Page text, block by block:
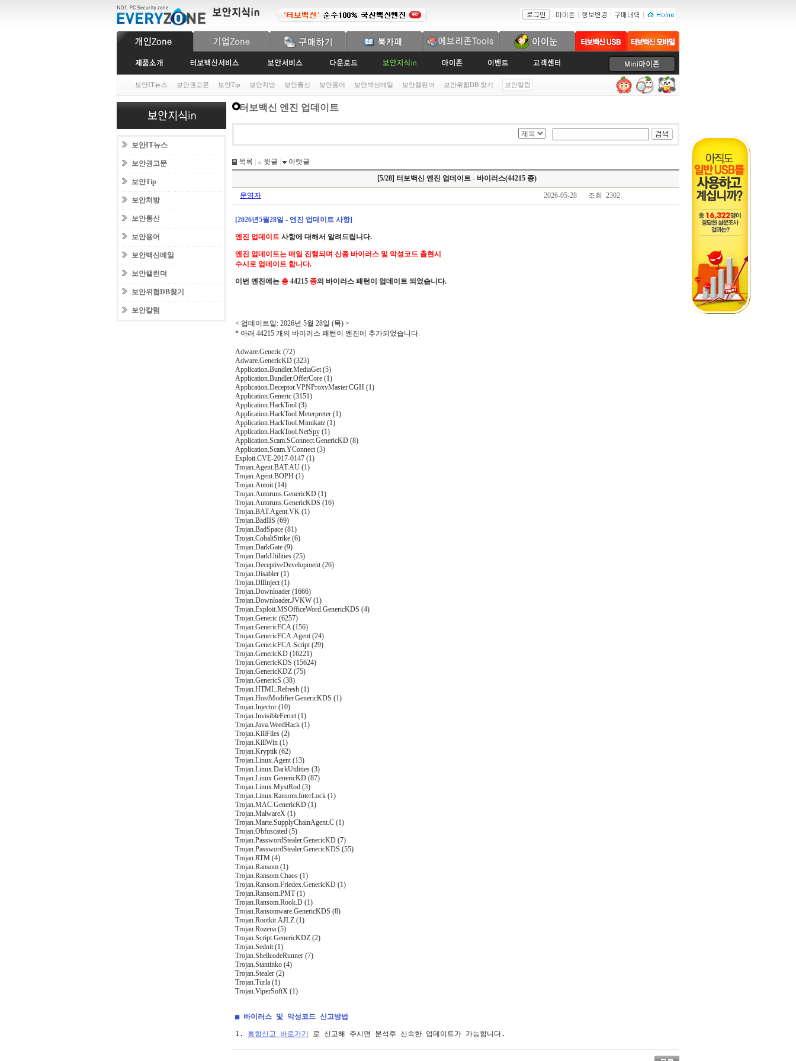
보안IT뉴스 보안권고문 보안Tip 보안처방 보안통신 보안용어 보안백신메일 보안캘린더 보안위협DB 찾기 보안칼럼
보안IT뉴스
보안권고문
보안Tip
보안처방
보안통신
보안용어
보안백신메일
보안캘린더
보안위협DB찾기
보안칼럼
터보백신 엔진 업데이트
목록 윗글
아랫글
[5/28] 터보백신 엔진 업데이트 - 바이러스(44215 종)
운영자 2026-05-28 조회 2302
[2026년5월28일 - 엔진 업데이트 사항]
엔진 업데이트 사항에 대해서 알려드립니다.
엔진 업데이트는 매일 진행되며 신종 바이러스 및 악성코드 출현시
수시로 업데이트 합니다.
이번 엔진에는 총 44215 종의 바이러스 패턴이 업데이트 되었습니다.
< 업데이트일: 2026년 5월 28일 (목) >
* 아래 44215 개의 바이러스 패턴이 엔진에 추가되었습니다.
Adware.Generic (72)
Adware.GenericKD (323)
Application.Bundler.MediaGet (5)
Application.Bundler.OfferCore (1)
Application.Deceptor.VPNProxyMaster.CGH (1)
Application.Generic (3151)
Application.HackTool (3)
Application.HackTool.Meterpreter (1)
Application.HackTool.Mimikatz (1)
Application.HackTool.NetSpy (1)
Application.Scam.SConnect.GenericKD (8)
Application.Scam.YConnect (3)
Exploit.CVE-2017-0147 (1)
Trojan.Agent.BAT.AU (1)
Trojan.Agent.BOPH (1)
Trojan.Autoit (14)
Trojan.Autoruns.GenericKD (1)
Trojan.Autoruns.GenericKDS (16)
Trojan.BAT.Agent.VK (1)
Trojan.BadIIS (69)
Trojan.BadSpace (81)
Trojan.CobaltStrike (6)
Trojan.DarkGate (9)
Trojan.DarkUtilities (25)
Trojan.DeceptiveDevelopment (26)
Trojan.Disabler (1)
Trojan.DllInject (1)
Trojan.Downloader (1666)
Trojan.Downloader.JVKW (1)
Trojan.Exploit.MSOfficeWord.GenericKDS (4)
Trojan.Generic (6257)
Trojan.GenericFCA (156)
Trojan.GenericFCA.Agent (24)
Trojan.GenericFCA.Script (29)
Trojan.GenericKD (16221)
Trojan.GenericKDS (15624)
Trojan.GenericKDZ (75)
Trojan.GenericS (38)
Trojan.HTML.Refresh (1)
Trojan.HostModifier.GenericKDS (1)
Trojan.Injector (10)
Trojan.InvisibleFerret (1)
Trojan.Java.WeedHack (1)
Trojan.KillFiles (2)
Trojan.KillWin (1)
Trojan.Kryptik (62)
Trojan.Linux.Agent (13)
Trojan.Linux.DarkUtilities (3)
Trojan.Linux.GenericKD (87)
Trojan.Linux.MystRod (3)
Trojan.Linux.Ransom.InterLock (1)
Trojan.MAC.GenericKD (1)
Trojan.MalwareX (1)
Trojan.Marte.SupplyChainAgent.C (1)
Trojan.Obfuscated (5)
Trojan.PasswordStealer.GenericKD (7)
Trojan.PasswordStealer.GenericKDS (55)
Trojan.RTM (4)
Trojan.Ransom (1)
Trojan.Ransom.Chaos (1)
Trojan.Ransom.Friedex.GenericKD (1)
Trojan.Ransom.PMT (1)
Trojan.Ransom.Rook.D (1)
Trojan.Ransomware.GenericKDS (8)
Trojan.Rootkit.AJLZ (1)
Trojan.Rozena (5)
Trojan.Script.GenericKDZ (2)
Trojan.Sednit (1)
Trojan.ShellcodeRunner (7)
Trojan.Stantinko (4)
Trojan.Stealer (2)
Trojan.Turla (1)
Trojan.ViperSoftX (1)
■ 바이러스 및 악성코드 신고방법
1. 통합신고 바로가기 로 신고해 주시면 분석후 신속한 업데이트가 가능합니다.